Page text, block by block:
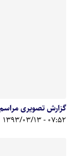
گزارش تصویری مراسم
07:52 - 1393/03/13